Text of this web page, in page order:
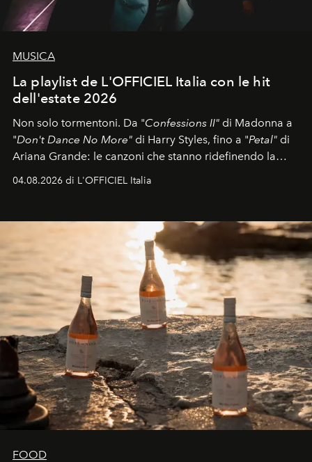
MUSICA
La playlist de L'OFFICIEL Italia con le hit
dell'estate 2026
Non solo tormentoni. Da "Confessions II" di Madonna a
"Don't Dance No More" di Harry Styles, fino a "Petal" di
Ariana Grande: le canzoni che stanno ridefinendo la
colonna sonora della stagione.
04.08.2026 di L'OFFICIEL Italia
FOOD